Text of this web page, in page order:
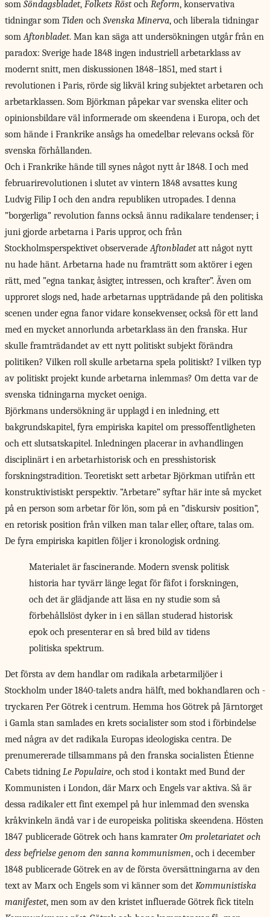
som Söndagsbladet, Folkets Röstoch Reform, konservativa
tidningar som Tiden och Svenska Minerva, och liberala tidningar
somAftonbladet. Man kan säga att undersökningen utgår från en
paradox: Sverige hade 1848 ingen industriell arbetarklass av
modernt snitt, men diskussionen 1848–1851, med start i
revolutionen i Paris, rörde sig likväl kring subjektet arbetaren och
arbetarklassen. Som Björkman påpekar var svenska eliter och
opinionsbildare väl informerade om skeendena i Europa, och det
som hände i Frankrike ansågs ha omedelbar relevans också för
svenska förhållanden.
Och i Frankrike hände till synes något nytt år 1848. I och med
februarirevolutionen i slutet av vintern 1848 avsattes kung
Ludvig Filip I och den andra republiken utropades. I denna
”borgerliga” revolution fanns också ännu radikalare tendenser; i
juni gjorde arbetarna i Paris uppror, och från
Stockholmsperspektivet observeradeAftonbladetatt något nytt
nu hade hänt. Arbetarna hade nu framträtt som aktörer i egen
rätt, med ”egna tankar, åsigter, intressen, och krafter”. Även om
upproret slogs ned, hade arbetarnas uppträdande på den politiska
scenen under egna fanor vidare konsekvenser, också för ett land
med en mycket annorlunda arbetarklass än den franska. Hur
skulle framträdandet av ett nytt politiskt subjekt förändra
politiken? Vilken roll skulle arbetarna spela politiskt? I vilken typ
av politiskt projekt kunde arbetarna inlemmas? Om detta var de
svenska tidningarna mycket oeniga.
Björkmans undersökning är upplagd i en inledning, ett
bakgrundskapitel, fyra empiriska kapitel om pressoffentligheten
och ett slutsatskapitel. Inledningen placerar in avhandlingen
disciplinärt i en arbetarhistorisk och en presshistorisk
forskningstradition. Teoretiskt sett arbetar Björkman utifrån ett
konstruktivistiskt perspektiv. ”Arbetare” syftar här inte så mycket
på en person som arbetar för lön, som på en ”diskursiv position”,
en retorisk position från vilken man talar eller, oftare, talas om.
De fyra empiriska kapitlen följer i kronologisk ordning.
Materialet är fascinerande. Modern svensk politisk
historia har tyvärr länge legat för fäfot i forskningen,
och det är glädjande att läsa en ny studie som så
förbehållslöst dyker in i en sällan studerad historisk
epok och presenterar en så bred bild av tidens
politiska spektrum.
Det första av dem handlar om radikala arbetarmiljöer i
Stockholm under 1840-talets andra hälft, med bokhandlaren och -
tryckaren Per Götrek i centrum. Hemma hos Götrek på Järntorget
i Gamla stan samlades en krets socialister som stod i förbindelse
med några av det radikala Europas ideologiska centra. De
prenumererade tillsammans på den franska socialisten Étienne
Cabets tidning Le Populaire, och stod i kontakt med Bund der
Kommunisten i London, där Marx och Engels var aktiva. Så är
dessa radikaler ett fint exempel på hur inlemmad den svenska
kråkvinkeln ändå var i de europeiska politiska skeendena. Hösten
1847 publicerade Götrek och hans kamraterOm proletariatet och
dess befrielse genom den sanna kommunismen, och i december
1848 publicerade Götrek en av de första översättningarna av den
text av Marx och Engels som vi känner som det Kommunistiska
manifestet, men som av den kristet influerade Götrek fick titeln